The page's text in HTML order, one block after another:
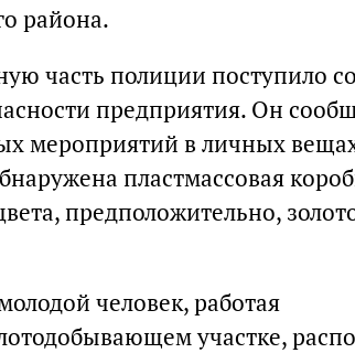
района.
часть полиции поступило
предприятия. Он
мероприятий в личных
пластмассовая
предположительно,
человек, работая
участке,